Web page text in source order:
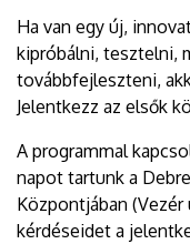
Ha van egy új,
kipróbálni, tesztelni,
továbbfejleszteni,
Jelentkezz az elsők
A programmal
napot tartunk a
Központjában
kérdéseidet a